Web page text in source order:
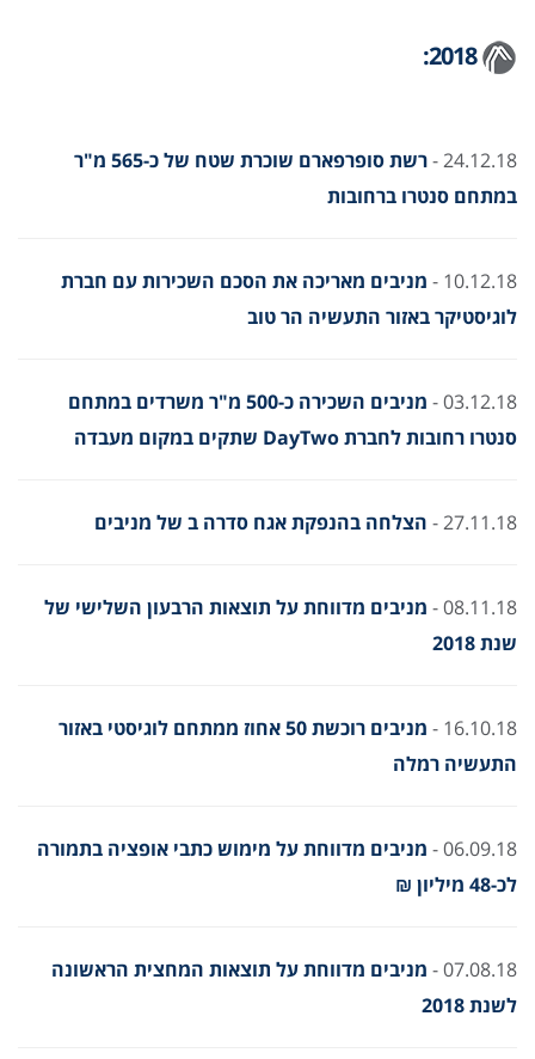
2018:
24.12.18 -
רשת סופרפארם שוכרת שטח של כ-565 מ"ר
במתחם סנטרו ברחובות
10.12.18 -
מניבים מאריכה את הסכם השכירות עם חברת
לוגיסטיקר באזור התעשיה הר טוב
03.12.18 -
מניבים השכירה כ-500 מ"ר משרדים במתחם
סנטרו רחובות לחברת DayTwo שתקים במקום מעבדה
27.11.18 - הצלחה בהנפקת אגח סדרה ב של מניבים
08.11.18 -
מניבים מדווחת על תוצאות הרבעון השלישי של
שנת 2018
16.10.18 -
מניבים רוכשת 50 אחוז ממתחם לוגיסטי באזור
התעשיה רמלה
06.09.18 -
מניבים מדווחת על מימוש כתבי אופציה בתמורה
לכ-48 מיליון ₪
07.08.18 -
מניבים מדווחת על תוצאות המחצית הראשונה
לשנת 2018